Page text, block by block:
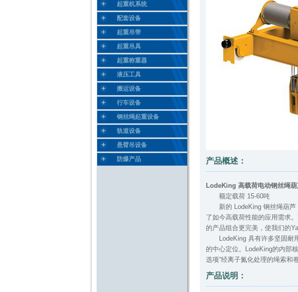
起重机系统
配套设备
起重吊带
起重吊具
起重称重器
液压工具
搬运设备
行车设备
钢丝绳起重设备
轨道设备
悬臂吊设备
防爆产品
产品概述：
LodeKing 高载荷电动钢丝绳
额定载荷 15-60吨
新的 LodeKing 钢丝绳葫芦
了如今高载荷性能的应用需求
的产品组合更完美，使我们的
LodeKing 具有许多坚固耐用
的中心定位。LodeKing的内部
选项“经离子氮化处理的绳索和
产品说明：